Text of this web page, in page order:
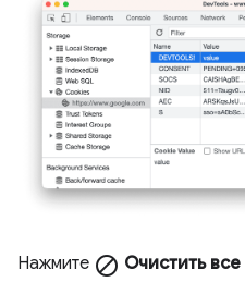
Нажмите block Очистить все